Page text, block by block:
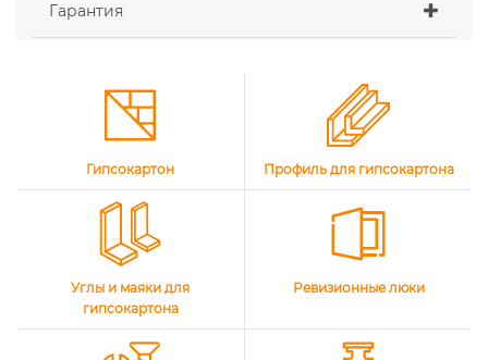
Гарантия
Гипсокартон Профиль для гипсокартона
Углы и маяки для
гипсокартона
Ревизионные люки